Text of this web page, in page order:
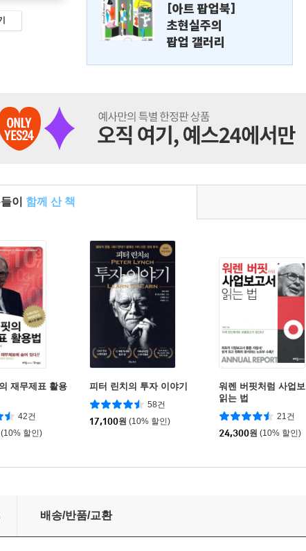
[아트 팝업북]
초현실주의
팝업 갤러리
이 함께 산 책
재무제표 활용
42건
(10% 할인)
피터 린치의 투자 이야기
58건
17,100원 (10% 할인)
워렌 버핏처럼 사업보
읽는 법
21건
24,300원 (10% 할인)
배송/반품/교환